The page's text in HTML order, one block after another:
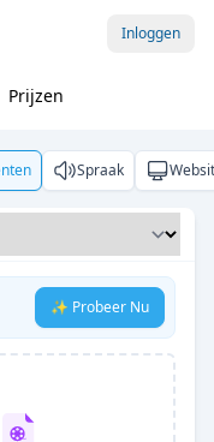
Inloggen
Prijzen
Spraak
✨ Probeer Nu